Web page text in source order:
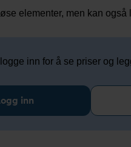
elementer, men kan også
inn for å se priser og
inn